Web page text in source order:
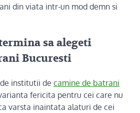
din viata intr-un mod demn si
sa alegeti
Bucuresti
institutii de camine de batrani
fericita pentru cei care nu
varsta inaintata alaturi de cei